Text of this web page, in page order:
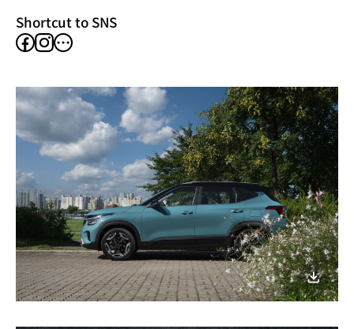
Shortcut to SNS
facebook
instagram
other
SNS
이미지
다운로드